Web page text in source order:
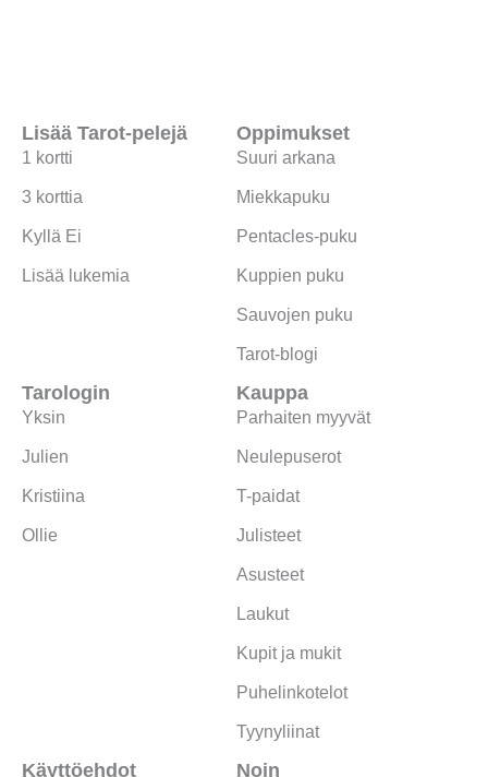
Lisää Tarot-pelejä
1 kortti
3 korttia
Kyllä Ei
Lisää lukemia
Oppimukset
Suuri arkana
Miekkapuku
Pentacles-puku
Kuppien puku
Sauvojen puku
Tarot-blogi
Tarologin
Yksin
Julien
Kristiina
Ollie
Kauppa
Parhaiten myyvät
Neulepuserot
T-paidat
Julisteet
Asusteet
Laukut
Kupit ja mukit
Puhelinkotelot
Tyynyliinat
Käyttöehdot Noin